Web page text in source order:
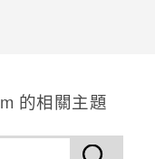
的相關主題